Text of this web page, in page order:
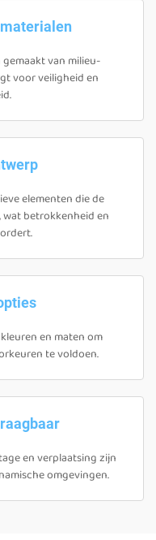
van milieu-
voor veiligheid en
elementen die de
betrokkenheid en
en maten om
te voldoen.
en verplaatsing zijn
omgevingen.